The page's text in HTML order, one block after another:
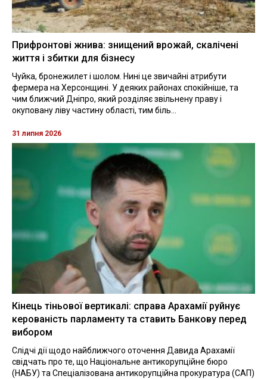
Прифронтові жнива: знищений врожай, скалічені
життя і збитки для бізнесу
Чуйка, бронежилет і шолом. Нині це звичайні атрибути
фермера на Херсонщині. У деяких районах спокійніше, та
чим ближчий Дніпро, який розділяє звільнену праву і
окуповану ліву частину області, тим біль...
31 липня 2026
Кінець тіньової вертикалі: справа Арахамії руйнує
керованість парламенту та ставить Банкову перед
вибором
Слідчі дії щодо найближчого оточення Давида Арахамії
свідчать про те, що Національне антикорупційне бюро
(НАБУ) та Спеціалізована антикорупційна прокуратура (САП)